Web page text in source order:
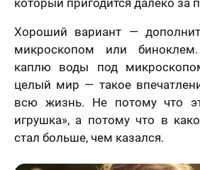
Хороший вариант —
микроскопом или
каплю воды под
целый мир — такое
всю жизнь. Не потому что
игрушка», а потому что в
стал больше, чем казался.